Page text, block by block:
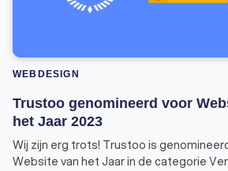
WEBDESIGN
Trustoo genomineerd voor
het Jaar 2023
Wij zijn erg trots! Trustoo is
Website van het Jaar in de categorie